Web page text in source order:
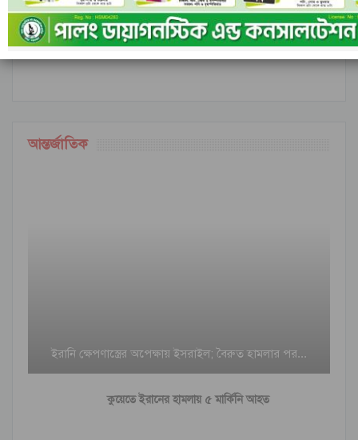
আগের পরবর্তী ১ এর ৬,৮৪৮
আন্তর্জাতিক
ইরানি ক্ষেপণাস্ত্রের অপেক্ষায় ইসরাইল; বৈরুত হামলার পর…
কুয়েতে ইরানের হামলায় ৫ মার্কিনি আহত